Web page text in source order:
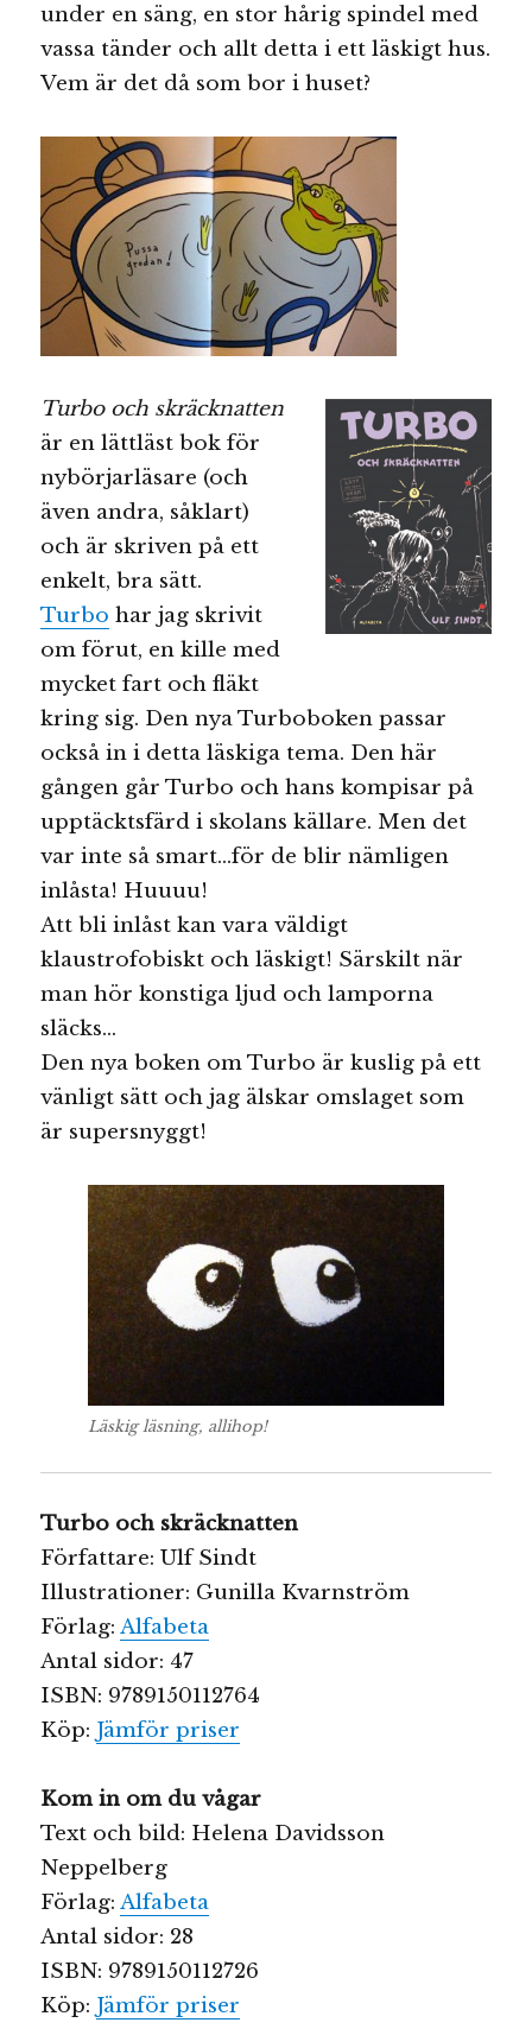
under en säng, en stor hårig spindel med
vassa tänder och allt detta i ett läskigt hus.
Vem är det då som bor i huset?
Turbo och skräcknatten
är en lättläst bok för
nybörjarläsare (och
även andra, såklart)
och är skriven på ett
enkelt, bra sätt.
Turbo har jag skrivit
om förut, en kille med
mycket fart och fläkt
kring sig. Den nya Turboboken passar
också in i detta läskiga tema. Den här
gången går Turbo och hans kompisar på
upptäcktsfärd i skolans källare. Men det
var inte så smart…för de blir nämligen
inlåsta! Huuuu!
Att bli inlåst kan vara väldigt
klaustrofobiskt och läskigt! Särskilt när
man hör konstiga ljud och lamporna
släcks…
Den nya boken om Turbo är kuslig på ett
vänligt sätt och jag älskar omslaget som
är supersnyggt!
Läskig läsning, allihop!
Turbo och skräcknatten
Författare: Ulf Sindt
Illustrationer: Gunilla Kvarnström
Förlag:Alfabeta
Antal sidor: 47
ISBN: 9789150112764
Köp: Jämför priser
Kom in om du vågar
Text och bild: Helena Davidsson
Neppelberg
Förlag:Alfabeta
Antal sidor: 28
ISBN: 9789150112726
Köp: Jämför priser